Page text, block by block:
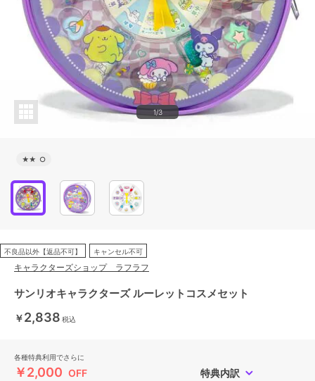
1/3
★★ ○
不良品以外【返品不可】 キャンセル不可
キャラクターズショップ ラフラフ
サンリオキャラクターズ ルーレットコスメセット
￥2,838 税込
各種特典利用でさらに
￥2,000 OFF 特典内訳